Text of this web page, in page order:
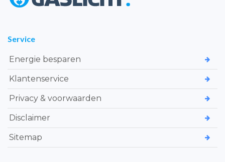
Service
Energie besparen
Klantenservice
Privacy & voorwaarden
Disclaimer
Sitemap